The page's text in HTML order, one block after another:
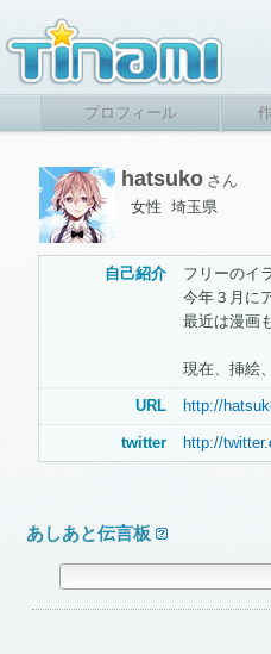
プロフィール
hatsuko さん
女性 埼玉県
自己紹介
フリーのイ
今年３月に
最近は漫画
現在、挿絵
URL http://
twitter http://
あしあと伝言板